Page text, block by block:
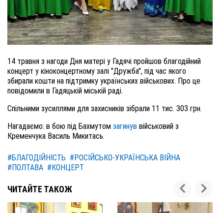
14 травня з нагоди Дня матері у Гадячі пройшов благодійний
концерт у кіноконцертному залі "Дружба", під час якого
збирали кошти на підтримку українських військових. Про це
повідомили в Гадяцькій міській раді.
Спільними зусиллями для захисників зібрали 11 тис. 303 грн.
Нагадаємо: в бою під Бахмутом загинув військовий з
Кременчука Василь Микитась.
#БЛАГОДІЙНІСТЬ #РОСІЙСЬКО-УКРАЇНСЬКА ВІЙНА
#ПОЛТАВА #КОНЦЕРТ
ЧИТАЙТЕ ТАКОЖ